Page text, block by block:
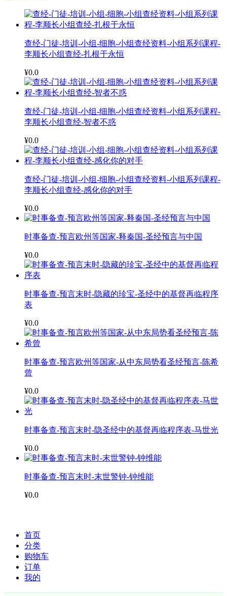
查经-门徒-培训-小组-细胞-小组查经资料-小组系列课程-
李顺长小组查经-扎根于永恒
¥0.0
查经-门徒-培训-小组-细胞-小组查经资料-小组系列课程-
李顺长小组查经-智者不惑
¥0.0
查经-门徒-培训-小组-细胞-小组查经资料-小组系列课程-
李顺长小组查经-感化你的对手
¥0.0
时事备查-预言欧州等国家-释秦国-圣经预言与中国
¥0.0
时事备查-预言末时-隐藏的珍宝-圣经中的基督再临程序
表
¥0.0
时事备查-预言欧州等国家-从中东局势看圣经预言-陈希
曾
¥0.0
时事备查-预言末时-隐圣经中的基督再临程序表-马世光
¥0.0
时事备查-预言末时-末世警钟-钟维能
¥0.0
首页
分类
购物车
订单
我的